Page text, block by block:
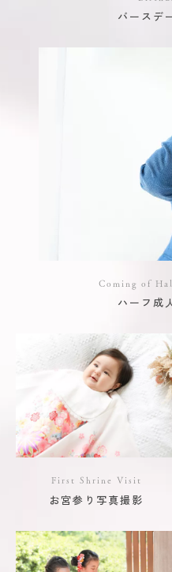
バースデ
Coming of
ハーフ成
First Shrine Visit
お宮参り写真撮影